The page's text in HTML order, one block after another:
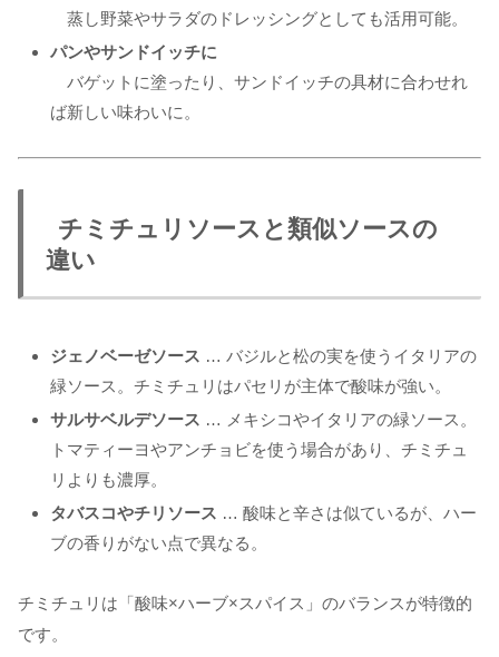
蒸し野菜やサラダのドレッシングとしても活用可能。
パンやサンドイッチに
バゲットに塗ったり、サンドイッチの具材に合わせれ
ば新しい味わいに。
チミチュリソースと類似ソースの
違い
ジェノベーゼソース … バジルと松の実を使うイタリアの
緑ソース。チミチュリはパセリが主体で酸味が強い。
サルサベルデソース … メキシコやイタリアの緑ソース。
トマティーヨやアンチョビを使う場合があり、チミチュ
リよりも濃厚。
タバスコやチリソース … 酸味と辛さは似ているが、ハー
ブの香りがない点で異なる。
チミチュリは「酸味×ハーブ×スパイス」のバランスが特徴的
です。